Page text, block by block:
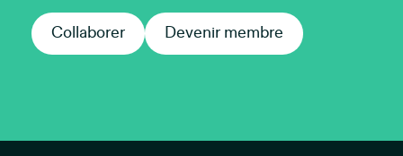
Collaborer Collaborer
Devenir membre